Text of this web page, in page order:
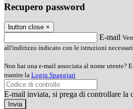
Recupero password
button close ×
E-mail
all'indirizzo indicato con le istruzioni
Non hai una e-mail associata al nome utente?
tramite la Login Spaggiari
E-mail inviata, si prega di controllare la